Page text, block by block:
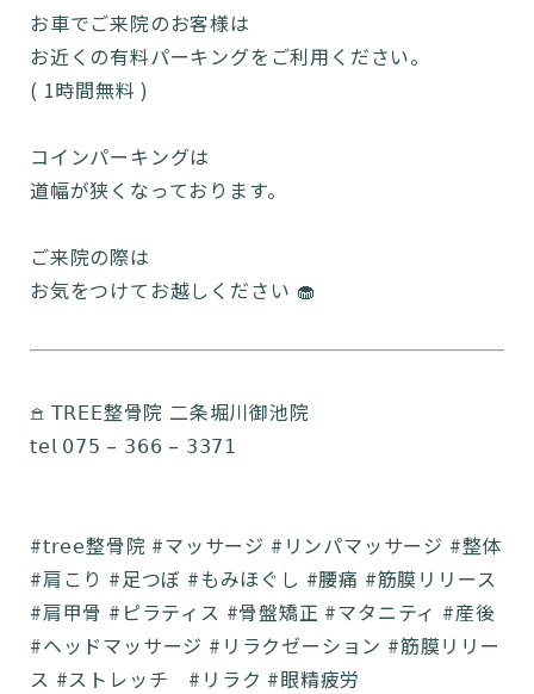
お車でご来院のお客様は
お近くの有料パーキングをご利用ください。
( 1時間無料 )
コインパーキングは
道幅が狭くなっております。
ご来院の際は
お気をつけてお越しください 🧁
𖠿 𝖳𝖱𝖤𝖤整骨院 二条堀川御池院
𝗍𝖾𝗅 𝟢𝟩𝟧 – 𝟥𝟨𝟨 – 𝟥𝟥𝟩𝟣
#𝗍𝗋𝖾𝖾整骨院 #マッサージ #リンパマッサージ #整体
#肩こり #足つぼ #もみほぐし #腰痛 #筋膜リリース
#肩甲骨 #ピラティス #骨盤矯正 #マタニティ #産後
#ヘッドマッサージ #リラクゼーション #筋膜リリー
ス #ストレッチ #リラク #眼精疲労